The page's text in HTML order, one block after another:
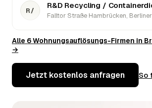
R/
WR
Wohnkomfort Umzug &
Alle 6 Wohnungsauflösungs-Firmen in
→
Jetzt kostenlos anfragen So